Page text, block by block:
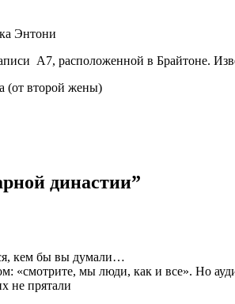
Энтони
A7, расположенной в Брайтоне.
(от второй жены)
династии”
кем бы вы думали…
«смотрите, мы люди, как и все». Но
не прятали